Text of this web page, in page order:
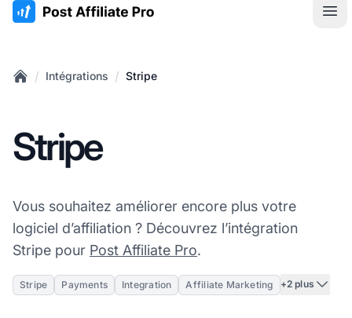
:site.title
/ Intégrations / Stripe
Stripe
Vous souhaitez améliorer encore plus votre
logiciel d’affiliation ? Découvrez l’intégration
Stripe pour Post Affiliate Pro.
Stripe Payments Integration Affiliate Marketing +2 plus